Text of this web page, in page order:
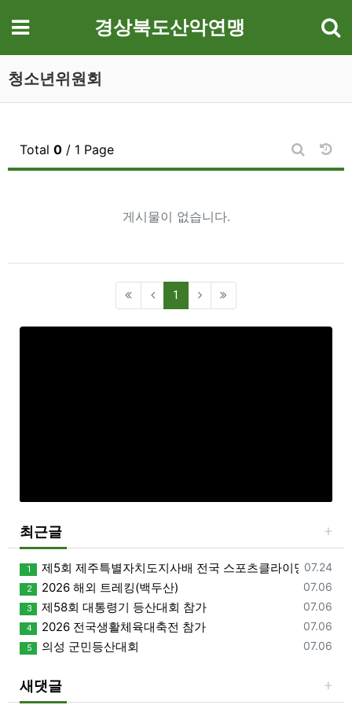
메뉴 경상북도산악연맹
청소년위원회
Total 0 / 1 Page
게시판 검
날
게시물이 없습니다.
1 (current)
최근글
등록일
07.24
1 제5회 제주특별자치도지사배 전국 스포츠클라이밍대회 개
등록일
07.06
2 2026 해외 트레킹(백두산)
등록일
07.06
3 제58회 대통령기 등산대회 참가
등록일
07.06
4 2026 전국생활체육대축전 참가
등록일
07.06
5 의성 군민등산대회
새댓글